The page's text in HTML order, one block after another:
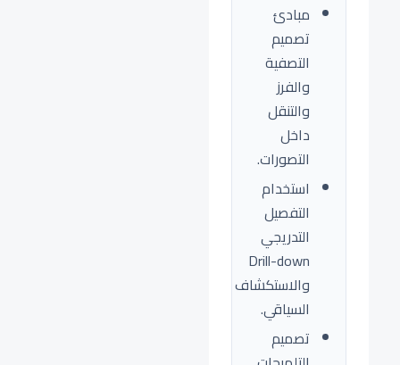
مبادئ
تصميم
التصفية
والفرز
والتنقل
داخل
التصورات.
استخدام
التفصيل
التدريجي
Drill-down
والاستكشاف
السياقي.
تصميم